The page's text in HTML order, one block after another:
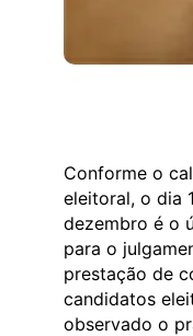
Conforme o
eleitoral, o dia
dezembro é o
para o
prestação de
candidatos
observado o